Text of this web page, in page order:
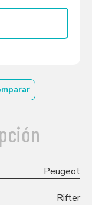
Peugeot
Rifter